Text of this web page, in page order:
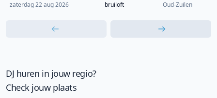
zaterdag 22 aug 2026 bruiloft Oud-Zuilen
DJ huren in jouw regio?
Check jouw plaats